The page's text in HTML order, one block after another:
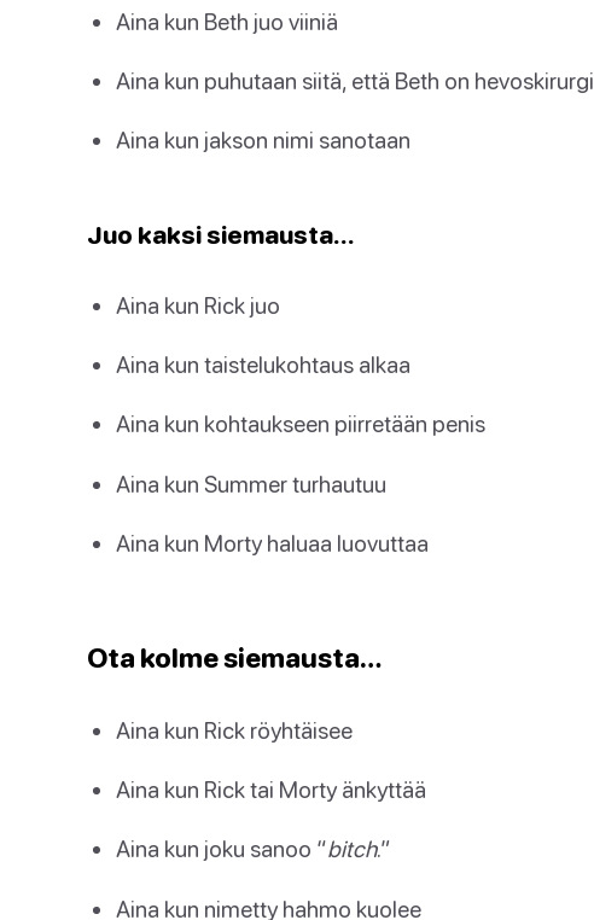
Aina kun Beth juo viiniä
Aina kun puhutaan siitä, että Beth on hevoskirurgi
Aina kun jakson nimi sanotaan
Juo kaksi siemausta…
Aina kun Rick juo
Aina kun taistelukohtaus alkaa
Aina kun kohtaukseen piirretään penis
Aina kun Summer turhautuu
Aina kun Morty haluaa luovuttaa
Ota kolme siemausta…
Aina kun Rick röyhtäisee
Aina kun Rick tai Morty änkyttää
Aina kun joku sanoo “bitch.”
Aina kun nimetty hahmo kuolee